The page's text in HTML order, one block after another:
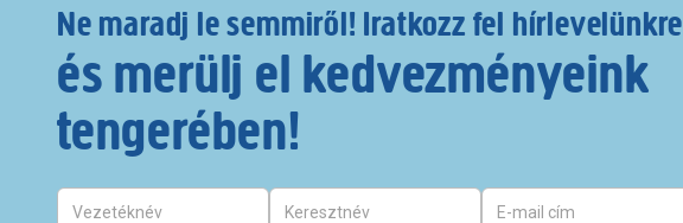
Ne maradj le semmiről! Iratkozz fel hírlevelünkre
és merülj el kedvezményeink
tengerében!